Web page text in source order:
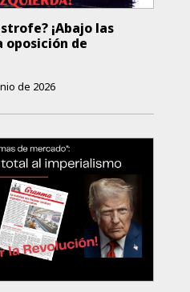
¡Abajo las
oposición de
de 2026